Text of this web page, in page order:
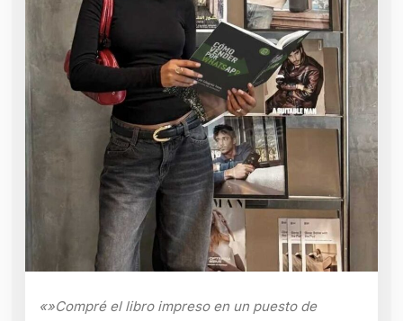
«»Compré el libro impreso en un puesto de